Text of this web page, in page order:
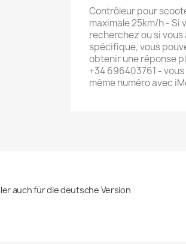
Contrôleur pour
maximale 25km/h - Si
recherchez ou si
spécifique, vous
obtenir une réponse
+34 696403761 -
même numéro avec
auch für die deutsche Version